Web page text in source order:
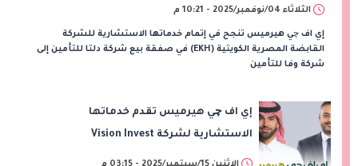
الثلاثاء 04/نوفمبر/2025 - 10:21 م
إي اف چي هيرميس تنجح في إتمام خدماتها الاستشارية للشركة
القابضة المصرية الكويتية (EKH) في صفقة بيع شركة دلتا للتأمين إلى
شركة وفا للتأمين
إي اف چي هيرميس تقدم خدماتها
الاستشارية لشركة Vision Invest